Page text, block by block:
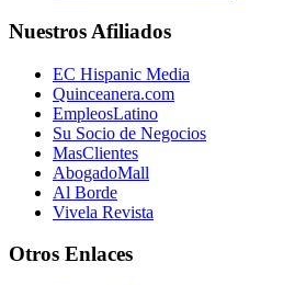
Nuestros Afiliados
EC Hispanic Media
Quinceanera.com
EmpleosLatino
Su Socio de Negocios
MasClientes
AbogadoMall
Al Borde
Vivela Revista
Otros Enlaces